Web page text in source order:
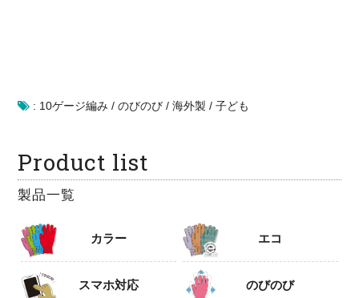
: 10ゲージ編み /のびのび /海外製 /子ども
Product list
製品一覧
カラー エコ
スマホ対応 のびのび